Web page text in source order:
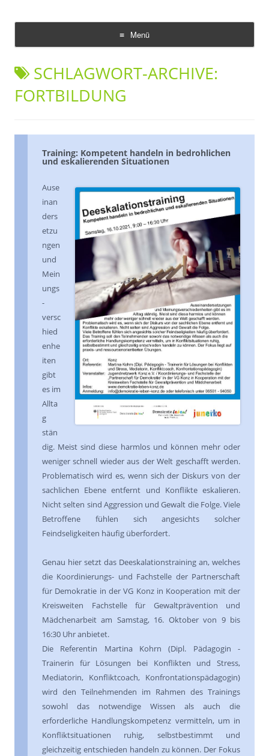
Menü
Zum
springenSCHLAGWORT-ARCHIVE:
FORTBILDUNG
Training: Kompetent handeln in bedrohlichen
und eskalierenden Situationen
Ause
inan
ders
etzu
ngen
und
Mein
ungs
-
versc
hied
enhe
iten
gibt
es im
Allta
g
stän
dig. Meist sind diese harmlos und können mehr oder
weniger schnell wieder aus der Welt geschafft werden.
Problematisch wird es, wenn sich der Diskurs von der
sachlichen Ebene entfernt und Konflikte eskalieren.
Nicht selten sind Aggression und Gewalt die Folge. Viele
Betroffene fühlen sich angesichts solcher
Feindseligkeiten häufig überfordert.
Genau hier setzt das Deeskalationstraining an, welches
die Koordinierungs- und Fachstelle der Partnerschaft
für Demokratie in der VG Konz in Kooperation mit der
Kreisweiten Fachstelle für Gewaltprävention und
Mädchenarbeit am Samstag, 16. Oktober von 9 bis
16:30 Uhr anbietet.
Die Referentin Martina Kohrn (Dipl. Pädagogin -
Trainerin für Lösungen bei Konflikten und Stress,
Mediatorin, Konfliktcoach, Konfrontationspädagogin)
wird den Teilnehmenden im Rahmen des Trainings
sowohl das notwendige Wissen als auch die
erforderliche Handlungskompetenz vermitteln, um in
Konfliktsituationen ruhig, selbstbestimmt und
gleichzeitig entschieden handeln zu können. Der Fokus